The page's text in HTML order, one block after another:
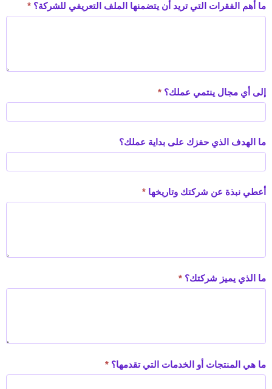
ما أهم الفقرات التي تريد أن يتضمنها الملف التعريفي للشركة؟ *
إلى أي مجال ينتمي عملك؟ *
ما الهدف الذي حفزك على بداية عملك؟
أعطي نبذة عن شركتك وتاريخها *
ما الذي يميز شركتك؟ *
ما هي المنتجات أو الخدمات التي تقدمها؟ *